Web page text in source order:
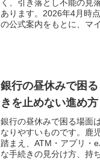
く、引き落とし不能の見
あります。2026年4月時
の公式案内をもとに、マ
銀行の昼休みで困
きを止めない進め方
銀行の昼休みで困る場面
なりやすいものです。鹿
踏まえ、ATM・アプリ・
な手続きの見分け方、持